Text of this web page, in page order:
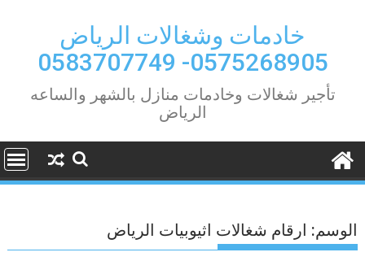
خادمات وشغالات الرياض
0575268905- 0583707749
تأجير شغالات وخادمات منازل بالشهر والساعه
الرياض
الوسم: ارقام شغالات اثيوبيات الرياض